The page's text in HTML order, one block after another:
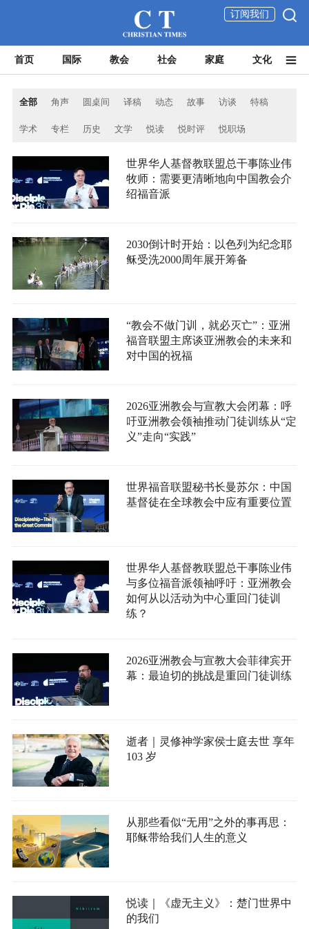
订阅我们
首页 国际 教会 社会 家庭 文化
全部 角声 圆桌间 译稿 动态 故事 访谈 特稿
学术 专栏 历史 文学 悦读 悦时评 悦职场
世界华人基督教联盟总干事陈业伟
牧师：需要更清晰地向中国教会介
绍福音派
2030倒计时开始：以色列为纪念耶
稣受洗2000周年展开筹备
“教会不做门训，就必灭亡”：亚洲
福音联盟主席谈亚洲教会的未来和
对中国的祝福
2026亚洲教会与宣教大会闭幕：呼
吁亚洲教会领袖推动门徒训练从“定
义”走向“实践”
世界福音联盟秘书长曼苏尔：中国
基督徒在全球教会中应有重要位置
世界华人基督教联盟总干事陈业伟
与多位福音派领袖呼吁：亚洲教会
如何从以活动为中心重回门徒训
练？
2026亚洲教会与宣教大会菲律宾开
幕：最迫切的挑战是重回门徒训练
逝者｜灵修神学家侯士庭去世 享年
103 岁
从那些看似“无用”之外的事再思：
耶稣带给我们人生的意义
悦读｜《虚无主义》：楚门世界中
的我们